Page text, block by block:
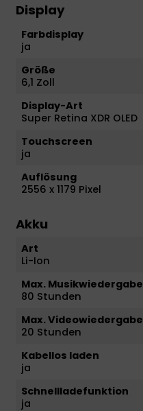
Display
Farbdisplay
ja
Größe
6,1 Zoll
Display-Art
Super Retina XDR OLED
Touchscreen
ja
Auflösung
2556 x 1179 Pixel
Akku
Art
Li-Ion
Max. Musikwiedergabe
80 Stunden
Max. Videowiedergabe
20 Stunden
Kabellos laden
ja
Schnellladefunktion
ja